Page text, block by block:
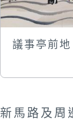
議事亭前地
新馬路及周